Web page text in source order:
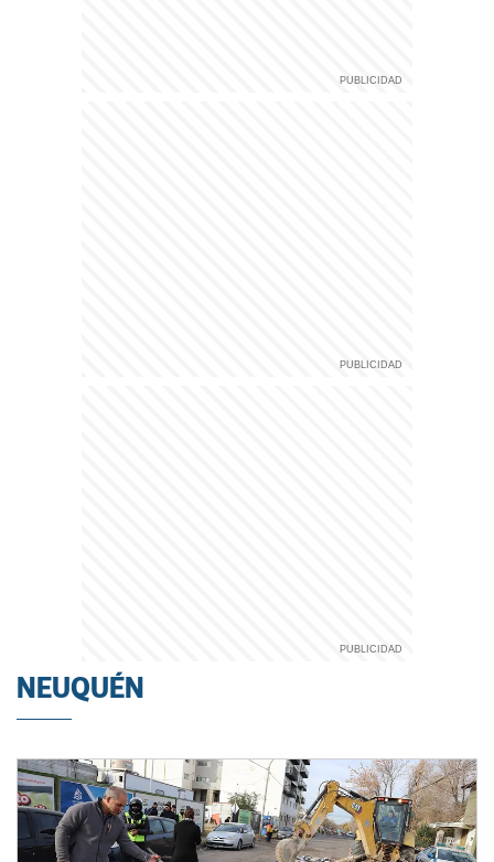
NEUQUÉN